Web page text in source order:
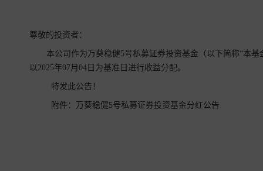
尊敬的投资者：
本公司作为万葵稳健5号私募证券投资基金（以下简称“本
以2025年07月04日为基准日进行收益分配。
特发此公告！
附件： 万葵稳健5号私募证券投资基金分红公告